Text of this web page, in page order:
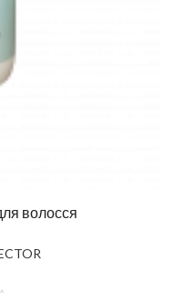
волосся